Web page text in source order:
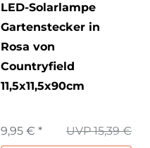
LED-Solarlampe
Gartenstecker in
Rosa von
Countryfield
11,5x11,5x90cm
UVP 15,39 €
9,95 € *